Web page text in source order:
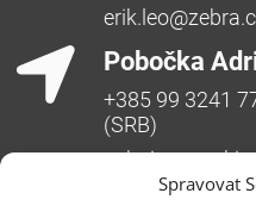
Spravovat
Pobočka
+385 99 3241
(SRB)